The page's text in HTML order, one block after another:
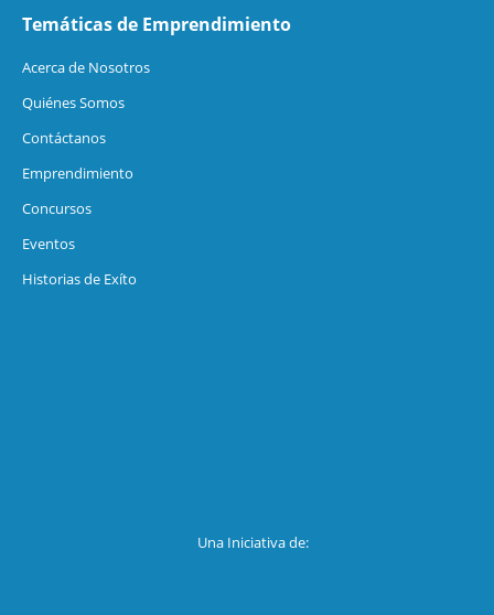
Temáticas de Emprendimiento
Acerca de Nosotros
Quiénes Somos
Contáctanos
Emprendimiento
Concursos
Eventos
Historias de Exíto
Una Iniciativa de: